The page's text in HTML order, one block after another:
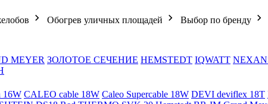
Обогрев уличных площадей Выбор по бренду
MEYER ЗОЛОТОЕ СЕЧЕНИЕ HEMSTEDT IQWATT
16W CALEO cable 18W Caleo Supercable 18W DEVI deviflex 18T